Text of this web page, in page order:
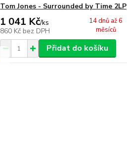
Tom Jones - Surrounded by Time 2LP
1 041 Kč/ks
860 Kč bez DPH
14 dnů až 6
měsíců
Přidat do košíku